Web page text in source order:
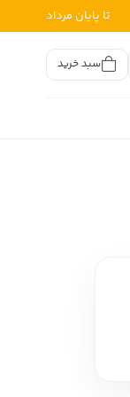
تا پایان مرداد
سبد خرید